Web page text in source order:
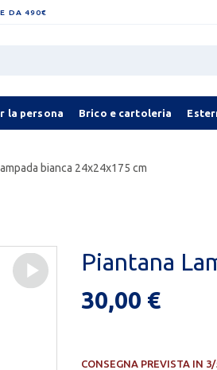
DA 490€
la persona Brico e cartoleria
bianca 24x24x175 cm
Piantana
30,00 €
CONSEGNA PREVISTA IN